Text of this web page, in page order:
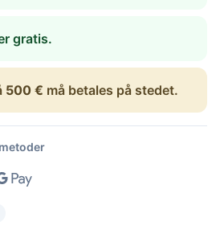
gratis.
500 € må betales på stedet.